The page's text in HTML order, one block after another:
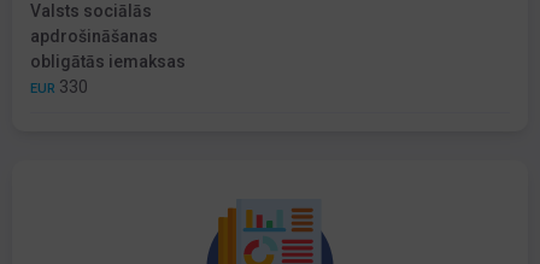
Valsts sociālās
apdrošināšanas
obligātās iemaksas
EUR 330